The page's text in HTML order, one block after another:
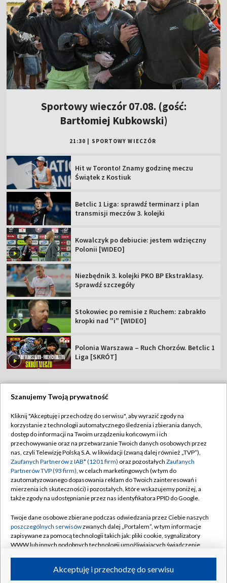
Sportowy wieczór 07.08. (gość:
Bartłomiej Kubkowski)
21:30 SPORTOWY WIECZÓR
Hit w Toronto! Znamy godzinę meczu
Świątek z Kostiuk
Betclic 1 Liga: sprawdź terminarz i plan
transmisji meczów 3. kolejki
Kowalczyk po debiucie: jestem wdzięczny
Polonii [WIDEO]
Niezbędnik 3. kolejki PKO BP Ekstraklasy.
Sprawdź szczegóły
Stokowiec po remisie z Ruchem: zabrakło
kropki nad "i" [WIDEO]
Polonia Warszawa – Ruch Chorzów. Betclic 1
Liga [SKRÓT]
Abonament TVP
Sklep TVP
Biuro Reklamy
Oferta Handlowa
Telegazeta ogłoszenia
Rada Programowa
Ogłoszenia przetargowe
Akademia Telewizyjna
Informacje o nadawcy
Regulamin TVP
Polityka prywatności
Moje zgody
Biuro reklamy
Kontakt
Kanały
©2026 Telewizja Polska Spółka Akcyjna w likwidacji
Szanujemy Twoją prywatność
Kliknij "Akceptuję i przechodzę do serwisu", aby wyrazić zgody na
korzystanie z technologii automatycznego śledzenia i zbierania danych,
dostęp do informacji na Twoim urządzeniu końcowym i ich
przechowywanie oraz na przetwarzanie Twoich danych osobowych przez
nas, czyli Telewizję Polską S.A. w likwidacji (zwaną dalej również „TVP”),
Zaufanych Partnerów z IAB* (1201 firm) oraz pozostałych Zaufanych
Partnerów TVP (93 firm), w celach marketingowych (w tym do
zautomatyzowanego dopasowania reklam do Twoich zainteresowań i
mierzenia ich skuteczności) i pozostałych, które wskazujemy poniżej, a
także zgody na udostępnianie przez nas identyfikatora PPID do Google.
Twoje dane osobowe zbierane podczas odwiedzania przez Ciebie naszych
poszczególnych serwisówzwanych dalej „Portalem”, w tym informacje
zapisywane za pomocą technologii takich jak: pliki cookie, sygnalizatory
WWW lub innych podobnych technologii umożliwiających świadczenie
ruchu w Internecie.Akceptuję i przechodzę do serwisu